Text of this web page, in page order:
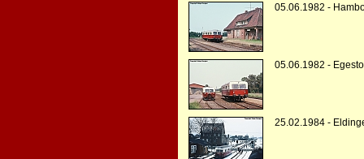
05.06.1982 -
05.06.1982 -
25.02.1984 -